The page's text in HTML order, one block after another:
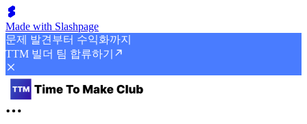
Made with Slashpage
문제 발견부터 수익화까지
TTM 빌더 팀 합류하기